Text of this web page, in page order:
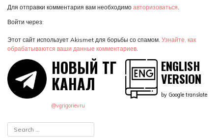
Для отправки комментария вам необходимо авторизоваться.
Войти через:
Этот сайт использует Akismet для борьбы со спамом. Узнайте, как
обрабатываются ваши данные комментариев.
НОВЫЙ ТГ
КАНАЛ
@vgrigorievru
ENGLISH
VERSION
by Google translate